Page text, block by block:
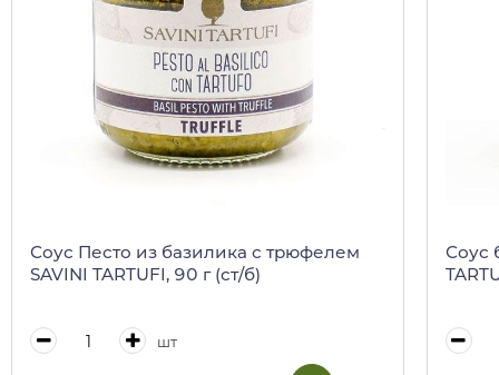
Соус Песто из базилика с трюфелем
SAVINI TARTUFI, 90 г (ст/б)
шт
Соус